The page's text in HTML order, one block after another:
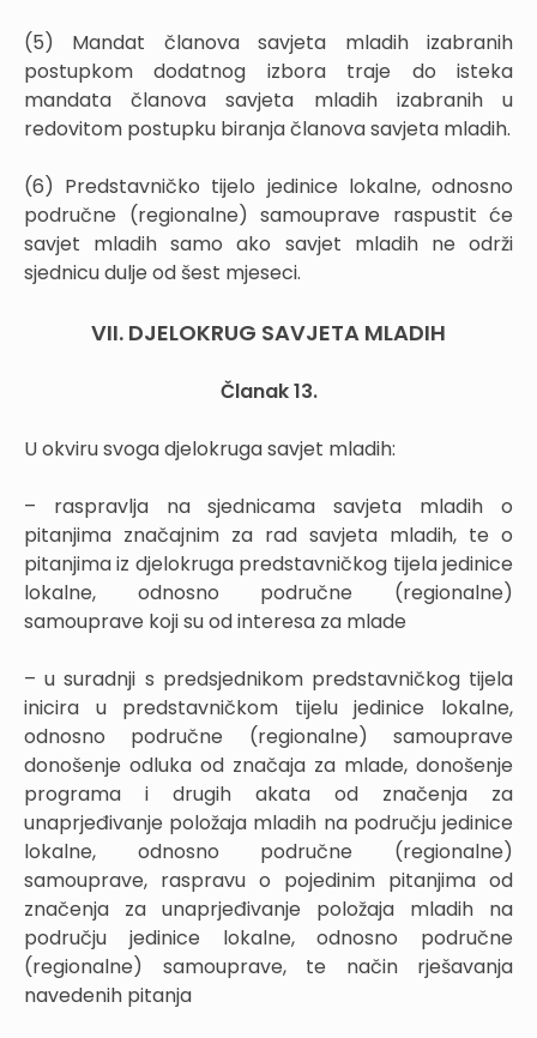
(5) Mandat članova savjeta mladih izabranih
postupkom dodatnog izbora traje do isteka
mandata članova savjeta mladih izabranih u
redovitom postupku biranja članova savjeta mladih.
(6) Predstavničko tijelo jedinice lokalne, odnosno
područne (regionalne) samouprave raspustit će
savjet mladih samo ako savjet mladih ne održi
sjednicu dulje od šest mjeseci.
VII. DJELOKRUG SAVJETA MLADIH
Članak 13.
U okviru svoga djelokruga savjet mladih:
– raspravlja na sjednicama savjeta mladih o
pitanjima značajnim za rad savjeta mladih, te o
pitanjima iz djelokruga predstavničkog tijela jedinice
lokalne, odnosno područne (regionalne)
samouprave koji su od interesa za mlade
– u suradnji s predsjednikom predstavničkog tijela
inicira u predstavničkom tijelu jedinice lokalne,
odnosno područne (regionalne) samouprave
donošenje odluka od značaja za mlade, donošenje
programa i drugih akata od značenja za
unaprjeđivanje položaja mladih na području jedinice
lokalne, odnosno područne (regionalne)
samouprave, raspravu o pojedinim pitanjima od
značenja za unaprjeđivanje položaja mladih na
području jedinice lokalne, odnosno područne
(regionalne) samouprave, te način rješavanja
navedenih pitanja